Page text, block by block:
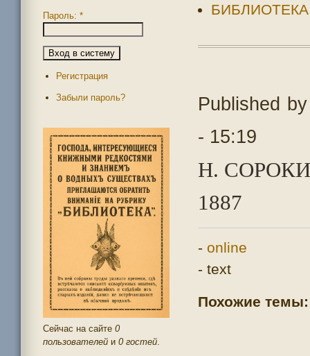
БИБЛИОТЕКА
Published
- 15:19
Н.
1887
- online
- text
Похожие темы:
Пароль: *
Регистрация
Забыли пароль?
Сейчас на сайте 0
пользователей и 0 гостей.